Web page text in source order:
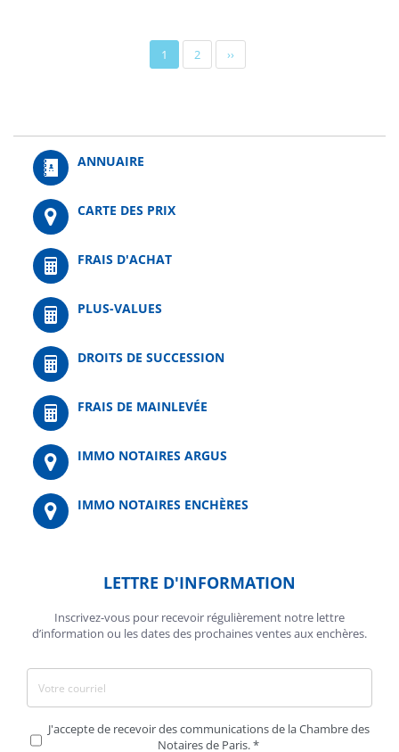
Page
actuelle
1 Page
2
Page
suivante
››
ANNUAIRE
CARTE DES PRIX
FRAIS D'ACHAT
PLUS-VALUES
DROITS DE SUCCESSION
FRAIS DE MAINLEVÉE
IMMO NOTAIRES ARGUS
IMMO NOTAIRES ENCHÈRES
LETTRE D'INFORMATION
Inscrivez-vous pour recevoir régulièrement notre lettre
d’information ou les dates des prochaines ventes aux enchères.
J'accepte de recevoir des communications de la Chambre des
Notaires de Paris.